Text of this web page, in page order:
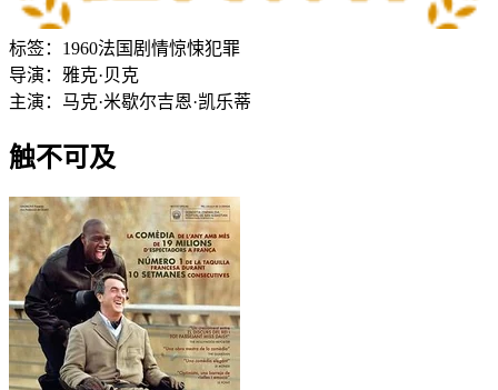
标签： 1960法国 剧情惊悚犯罪
导演： 雅克·贝克
主演： 马克·米歇尔吉恩·凯乐蒂
触不可及